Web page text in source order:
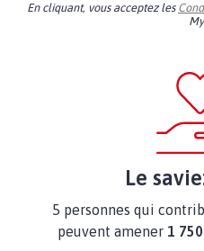
En cliquant, vous acceptez les
Le
5 personnes qui
peuvent amener 1